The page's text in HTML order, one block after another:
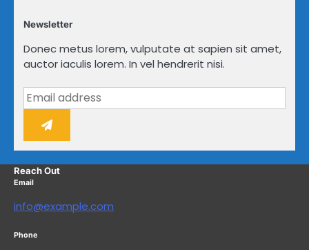
Newsletter
Donec metus lorem, vulputate at sapien sit amet,
auctor iaculis lorem. In vel hendrerit nisi.
Reach Out
Email
info@example.com
Phone